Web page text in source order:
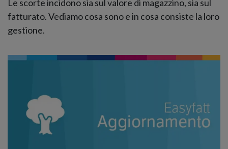
Le scorte incidono sia sul valore di magazzino, sia sul
fatturato. Vediamo cosa sono e in cosa consiste la loro
gestione.